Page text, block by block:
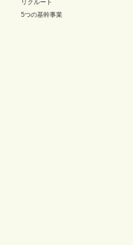
リクルート
5つの基幹事業